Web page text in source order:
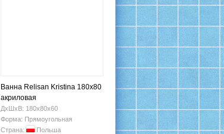
Ванна Relisan Kristina 180x80
акриловая
ДхШхВ: 180х80х60
Форма: Прямоугольная
Страна:
Польша